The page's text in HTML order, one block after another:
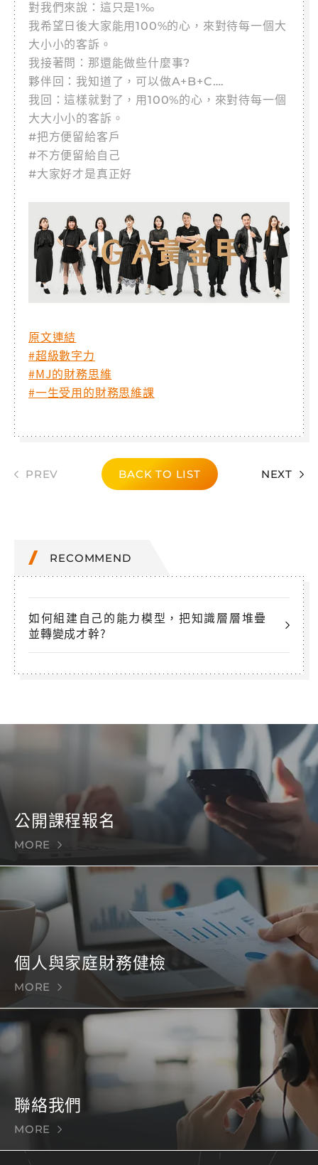
對我們來說：這只是1‰
我希望日後大家能用100%的心，來對待每一個大
大小小的客訴。
我接著問：那還能做些什麼事?
夥伴回：我知道了，可以做A+B+C….
我回：這樣就對了，用100%的心，來對待每一個
大大小小的客訴。
#把方便留給客戶
#不方便留給自己
#大家好才是真正好
原文連結
#超級數字力
#MJ的財務思維
#一生受用的財務思維課
PREV BACK TO LIST NEXT
RECOMMEND
如何組建自己的能力模型，把知識層層堆疊
並轉變成才幹?
公開課程報名
MORE
個人與家庭財務健檢
MORE
聯絡我們
MORE